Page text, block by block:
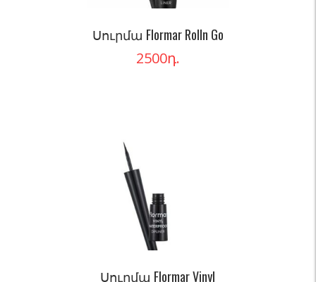
Սուրմա Flormar Rolln Go
2500դ.
Սուրմա Flormar Vinyl